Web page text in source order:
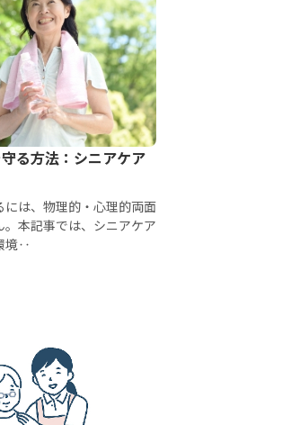
る方法：シニアケア
は、物理的・心理的両面
本記事では、シニアケア
境‥